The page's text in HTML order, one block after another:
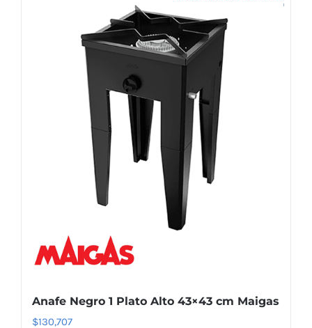
Anafe Negro 1 Plato Alto 43×43 cm Maigas
$130,707